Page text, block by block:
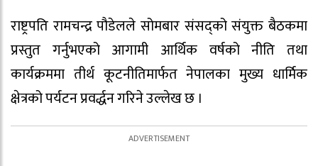
राष्ट्रपति रामचन्द्र पौडेलले सोमबार संसद्को संयुक्त बैठकमा
प्रस्तुत गर्नुभएको आगामी आर्थिक वर्षको नीति तथा
कार्यक्रममा तीर्थ कूटनीतिमार्फत नेपालका मुख्य धार्मिक
क्षेत्रको पर्यटन प्रवर्द्धन गरिने उल्लेख छ ।